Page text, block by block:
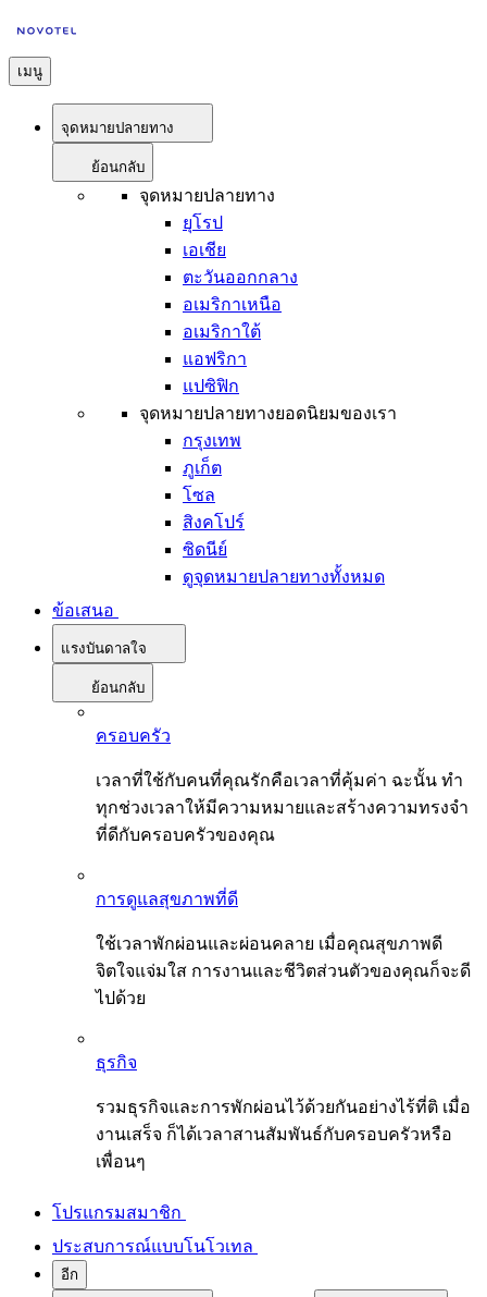
เมนู
จุดหมายปลายทาง
ย้อนกลับ
จุดหมายปลายทาง
ยุโรป
เอเชีย
ตะวันออกกลาง
อเมริกาเหนือ
อเมริกาใต้
แอฟริกา
แปซิฟิก
จุดหมายปลายทางยอดนิยมของเรา
กรุงเทพ
ภูเก็ต
โซล
สิงคโปร์
ซิดนีย์
ดูจุดหมายปลายทางทั้งหมด
ข้อเสนอ
แรงบันดาลใจ
ย้อนกลับ
ครอบครัว
เวลาที่ใช้กับคนที่คุณรักคือเวลาที่คุ้มค่า ฉะนั้น ทำ
ทุกช่วงเวลาให้มีความหมายและสร้างความทรงจำ
ที่ดีกับครอบครัวของคุณ
การดูแลสุขภาพที่ดี
ใช้เวลาพักผ่อนและผ่อนคลาย เมื่อคุณสุขภาพดี
จิตใจแจ่มใส การงานและชีวิตส่วนตัวของคุณก็จะดี
ไปด้วย
ธุรกิจ
รวมธุรกิจและการพักผ่อนไว้ด้วยกันอย่างไร้ที่ติ เมื่อ
งานเสร็จ ก็ได้เวลาสานสัมพันธ์กับครอบครัวหรือ
เพื่อนๆ
โปรแกรมสมาชิก
ประสบการณ์แบบโนโวเทล
อีก